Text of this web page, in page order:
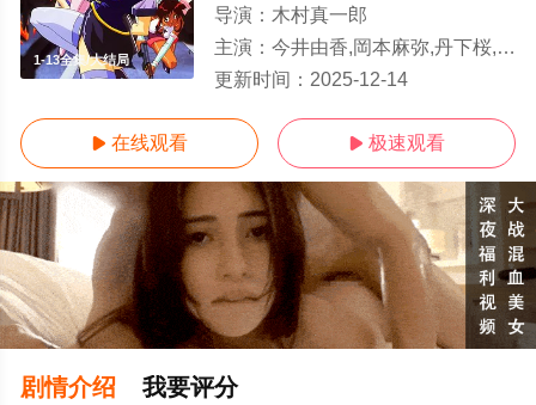
1-13全集/大结局
导演： 木村真一郎
主演： 今井由香,岡本麻弥,丹下桜,金月真美,置鮎龍太郎,关俊彦,天野由梨,篠原恵美,若本规夫
更新时间： 2025-12-14
 在线观看  极速观看
剧情介绍 我要评分